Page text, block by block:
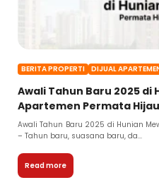
BERITA PROPERTI DIJUAL
Awali Tahun Baru 2025 di
Apartemen Permata
Awali Tahun Baru 2025 di Hunian
– Tahun baru, suasana baru, da...
Read more